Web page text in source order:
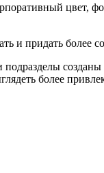
цвет,
и придать более
созданы
более